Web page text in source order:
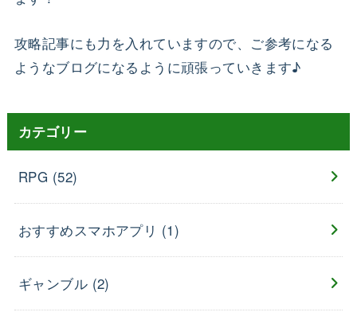
攻略記事にも力を入れていますので、ご参考になる
ようなブログになるように頑張っていきます♪
カテゴリー
RPG (52)
おすすめスマホアプリ (1)
ギャンブル (2)